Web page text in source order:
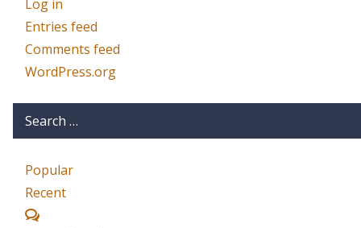
Log in
Entries feed
Comments feed
WordPress.org
Popular
Recent
Comments